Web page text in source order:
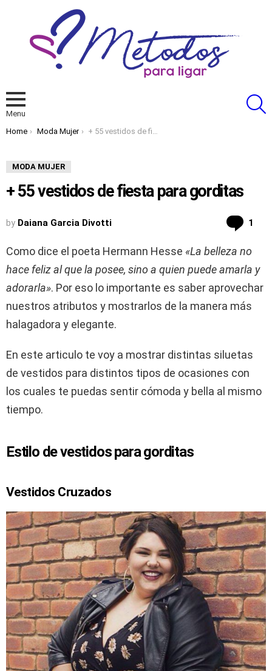
Menu
You are here:
Home Moda Mujer + 55 vestidos de fiesta para gorditas
MODA MUJER
+ 55 vestidos de fiesta para gorditas
by Daiana Garcia Divotti 1
Como dice el poeta Hermann Hesse «La belleza no
hace feliz al que la posee, sino a quien puede amarla y
adorarla». Por eso lo importante es saber aprovechar
nuestros atributos y mostrarlos de la manera más
halagadora y elegante.
En este articulo te voy a mostrar distintas siluetas
de vestidos para distintos tipos de ocasiones con
los cuales te puedas sentir cómoda y bella al mismo
tiempo.
Estilo de vestidos para gorditas
Vestidos Cruzados